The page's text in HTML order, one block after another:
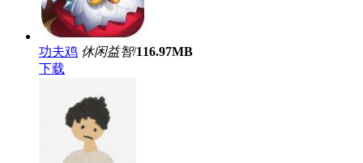
功夫鸡 休闲益智/116.97MB
下载